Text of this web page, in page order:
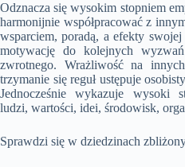
Odznacza się wysokim stopniem
harmonijnie współpracować z
wsparciem, poradą, a efekty
motywację do kolejnych wyzwań
zwrotnego. Wrażliwość na
trzymanie się reguł ustępuje
Jednocześnie wykazuje wysoki
ludzi, wartości, idei, środowisk,
Sprawdzi się w dziedzinach